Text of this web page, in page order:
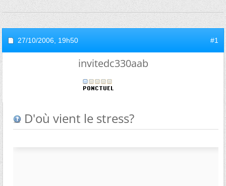
27/10/2006, 19h50 #1
invitedc330aab
D'où vient le stress?